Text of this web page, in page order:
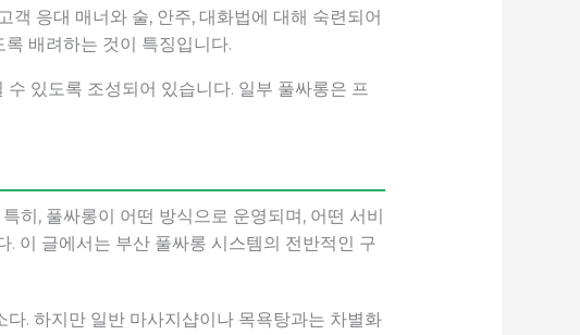
응대 매너와 술, 안주, 대화법에 대해 숙련되어
배려하는 것이 특징입니다.
있도록 조성되어 있습니다. 일부 풀싸롱은 프
히, 풀싸롱이 어떤 방식으로 운영되며, 어떤 서비
이 글에서는 부산 풀싸롱 시스템의 전반적인 구
. 하지만 일반 마사지샵이나 목욕탕과는 차별화